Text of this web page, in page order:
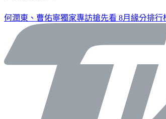
何潤東、曹佑寧獨家專訪搶先看 8月緣分排行